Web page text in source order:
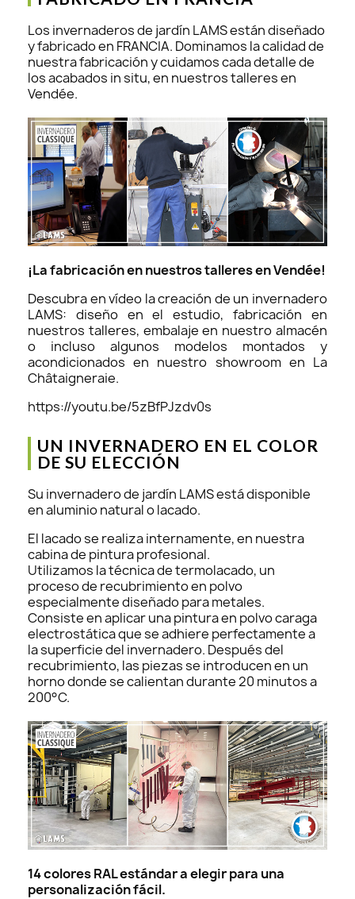
Los invernaderos de jardín LAMS están diseñado
y fabricado en FRANCIA. Dominamos la calidad de
nuestra fabricación y cuidamos cada detalle de
los acabados in situ, en nuestros talleres en
Vendée.
¡La fabricación en nuestros talleres en Vendée!
Descubra en vídeo la creación de un invernadero
LAMS: diseño en el estudio, fabricación en
nuestros talleres, embalaje en nuestro almacén
o incluso algunos modelos montados y
acondicionados en nuestro showroom en La
Châtaigneraie.
https://youtu.be/5zBfPJzdv0s
UN INVERNADERO EN EL COLOR
DE SU ELECCIÓN
Su invernadero de jardín LAMS está disponible
en aluminio natural o lacado.
El lacado se realiza internamente, en nuestra
cabina de pintura profesional.
Utilizamos la técnica de termolacado, un
proceso de recubrimiento en polvo
especialmente diseñado para metales.
Consiste en aplicar una pintura en polvo caraga
electrostática que se adhiere perfectamente a
la superficie del invernadero. Después del
recubrimiento, las piezas se introducen en un
horno donde se calientan durante 20 minutos a
200°C.
14 colores RAL estándar a elegir para una
personalización fácil.